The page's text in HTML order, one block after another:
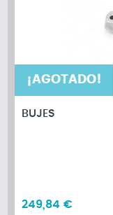
¡AGOTADO!
BUJES
249,84 €